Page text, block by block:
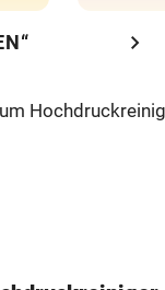
chevron_right